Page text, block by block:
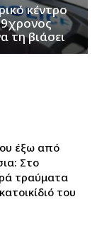
κέντρο
τη βιάσει
έξω από
Στο
τραύματα
του